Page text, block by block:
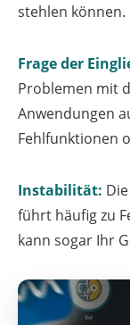
stehlen können.
Frage der
Problemen mit
Anwendungen
Fehlfunktionen
Instabilität:
führt häufig zu
kann sogar Ihr